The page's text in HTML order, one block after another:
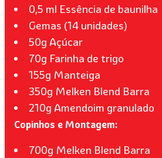
0,5 ml Essência de baunilha
Gemas (14 unidades)
50g Açúcar
70g Farinha de trigo
155g Manteiga
350g Melken Blend Barra
210g Amendoim granulado
Copinhos e Montagem:
700g Melken Blend Barra